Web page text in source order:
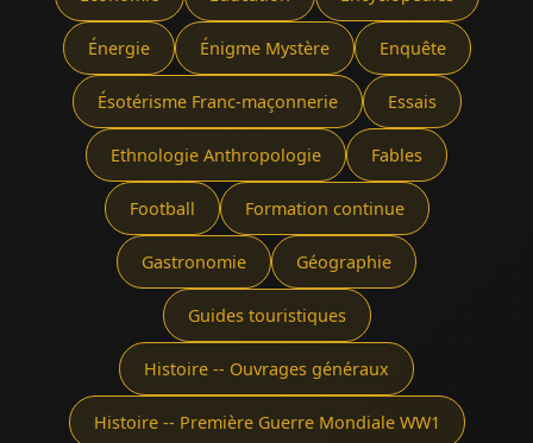
Énergie Énigme Mystère Enquête
Ésotérisme Franc-maçonnerie Essais
Ethnologie Anthropologie Fables
Football Formation continue
Gastronomie Géographie
Guides touristiques
Histoire -- Ouvrages généraux
Histoire -- Première Guerre Mondiale WW1